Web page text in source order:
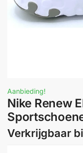
Aanbieding!
Nike Renew
Verkrijgbaar